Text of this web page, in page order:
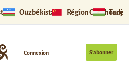
Ouzbékistan Région Ouïghoure
S’abonner
Connexion